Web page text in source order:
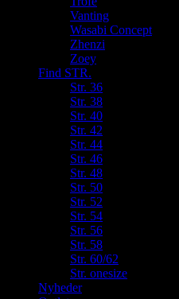
Vanting
Wasabi Concept
Zhenzi
Zoey
Find STR.
Str. 36
Str. 38
Str. 40
Str. 42
Str. 44
Str. 46
Str. 48
Str. 50
Str. 52
Str. 54
Str. 56
Str. 58
Str. 60/62
Str. onesize
Nyheder